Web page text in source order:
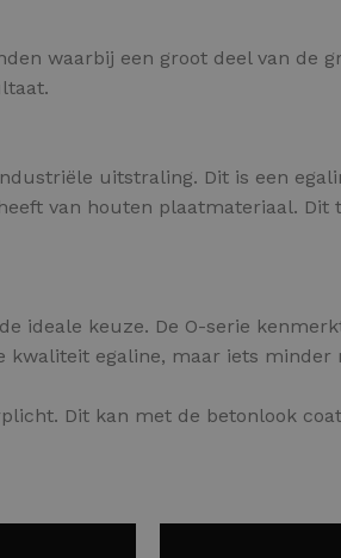
waarbij een groot deel van
uitstraling. Dit is een
van houten plaatmateriaal.
ideale keuze. De O-serie
egaline, maar iets
Dit kan met de betonlook